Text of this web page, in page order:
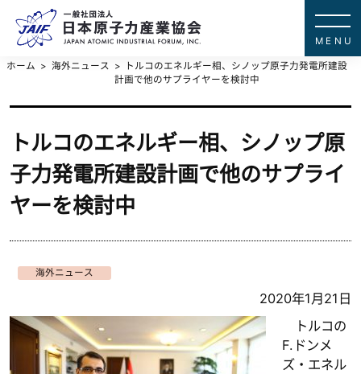
ホーム 海外ニュース
トルコのエネルギー相、シノップ原子力発電所建設
計画で他のサプライヤーを検討中
トルコのエネルギー相、シノップ原
子力発電所建設計画で他のサプライ
ヤーを検討中
海外ニュース
2020年1月21日
トルコの
F.ドンメ
ズ・エネル